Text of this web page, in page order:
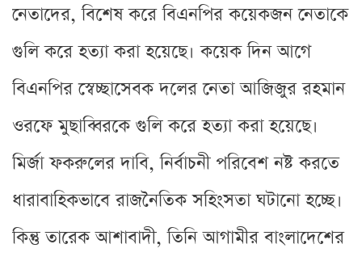
নেতাদের, বিশেষ করে বিএনপির কয়েকজন নেতাকে
গুলি করে হত্যা করা হয়েছে। কয়েক দিন আগে
বিএনপির স্বেচ্ছাসেবক দলের নেতা আজিজুর রহমান
ওরফে মুছাব্বিরকে গুলি করে হত্যা করা হয়েছে।
মির্জা ফকরুলের দাবি, নির্বাচনী পরিবেশ নষ্ট করতে
ধারাবাহিকভাবে রাজনৈতিক সহিংসতা ঘটানো হচ্ছে।
কিন্তু তারেক আশাবাদী, তিনি আগামীর বাংলাদেশের